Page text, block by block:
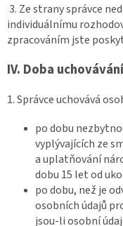
3. Ze strany správce
individuálnímu
zpracováním jste
IV. Doba
1. Správce uchovává
po dobu
vyplývajících ze
a uplatňování
dobu 15 let od
po dobu, než je
osobních údajů
jsou-li osobní